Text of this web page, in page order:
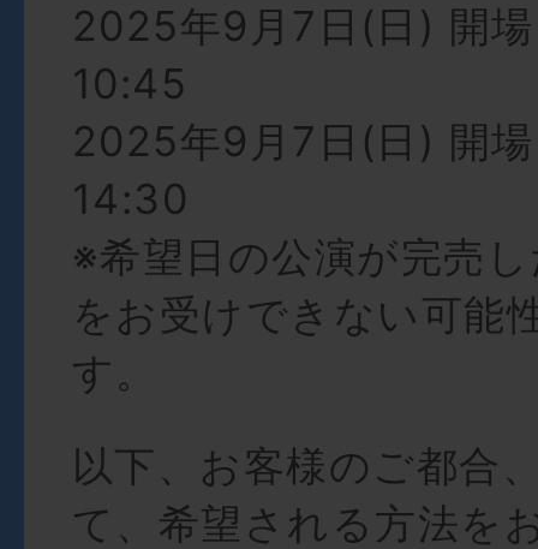
2025年9月7日(日) 開
10:45
2025年9月7日(日) 開
14:30
※希望日の公演が完売
をお受けできない可能
す。
以下、お客様のご都合
て、希望される方法を